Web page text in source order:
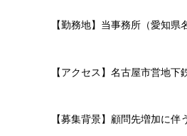
【勤務地】当事務所（愛知県
【アクセス】名古屋市営地
【募集背景】顧問先増加に伴